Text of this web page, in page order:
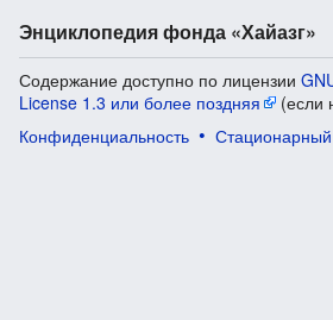
Энциклопедия фонда «Хайазг»
Содержание доступно по лицензии
License 1.3 или более поздняя
(если
Конфиденциальность
Стационарный